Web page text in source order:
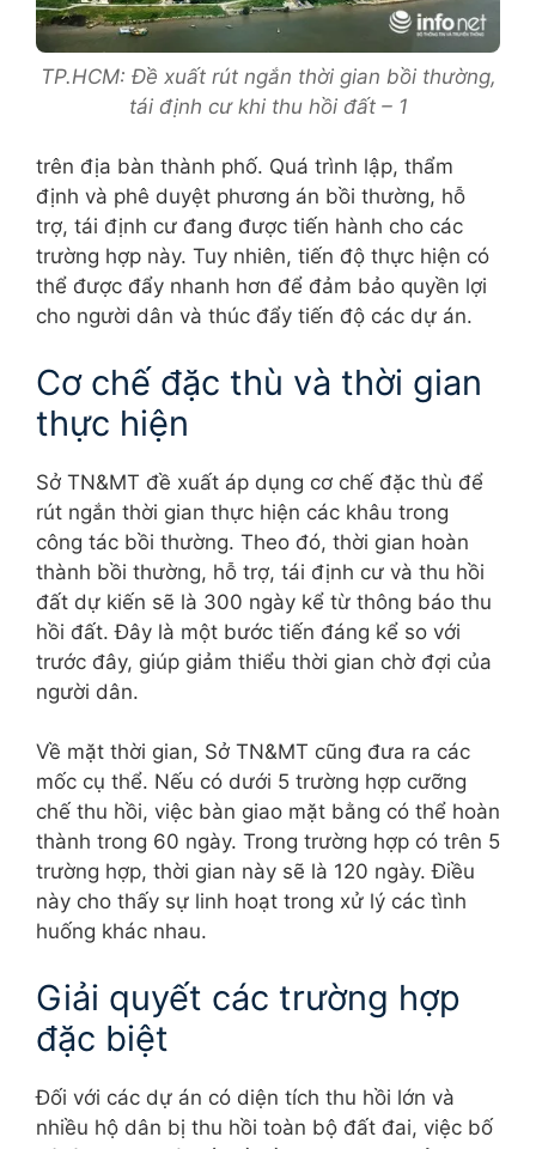
TP.HCM: Đề xuất rút ngắn thời gian bồi thường,
tái định cư khi thu hồi đất – 1
trên địa bàn thành phố. Quá trình lập, thẩm
định và phê duyệt phương án bồi thường, hỗ
trợ, tái định cư đang được tiến hành cho các
trường hợp này. Tuy nhiên, tiến độ thực hiện có
thể được đẩy nhanh hơn để đảm bảo quyền lợi
cho người dân và thúc đẩy tiến độ các dự án.
Cơ chế đặc thù và thời gian
thực hiện
Sở TN&MT đề xuất áp dụng cơ chế đặc thù để
rút ngắn thời gian thực hiện các khâu trong
công tác bồi thường. Theo đó, thời gian hoàn
thành bồi thường, hỗ trợ, tái định cư và thu hồi
đất dự kiến sẽ là 300 ngày kể từ thông báo thu
hồi đất. Đây là một bước tiến đáng kể so với
trước đây, giúp giảm thiểu thời gian chờ đợi của
người dân.
Về mặt thời gian, Sở TN&MT cũng đưa ra các
mốc cụ thể. Nếu có dưới 5 trường hợp cưỡng
chế thu hồi, việc bàn giao mặt bằng có thể hoàn
thành trong 60 ngày. Trong trường hợp có trên 5
trường hợp, thời gian này sẽ là 120 ngày. Điều
này cho thấy sự linh hoạt trong xử lý các tình
huống khác nhau.
Giải quyết các trường hợp
đặc biệt
Đối với các dự án có diện tích thu hồi lớn và
nhiều hộ dân bị thu hồi toàn bộ đất đai, việc bố